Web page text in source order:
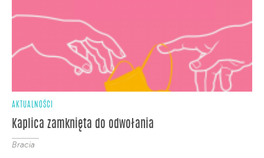
AKTUALNOŚCI
Kaplica zamknięta do odwołania
Bracia